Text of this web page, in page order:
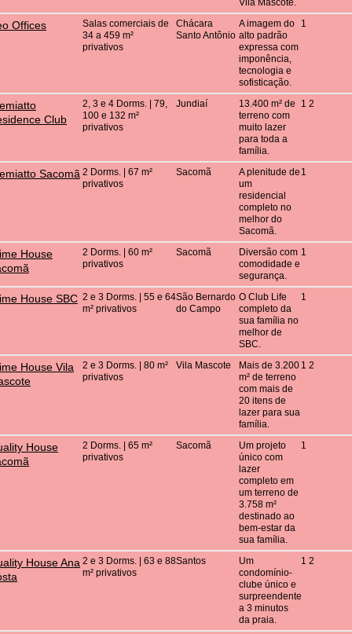
Vila Mascote.
Offices
Salas comerciais de
34 a 459 m²
privativos
Chácara
Santo Antônio
A imagem do
alto padrão
expressa com
imponência,
tecnologia e
sofisticação.
1
Club
2, 3 e 4 Dorms. | 79,
100 e 132 m²
privativos
Jundiaí
13.400 m² de
terreno com
muito lazer
para toda a
família.
1 2
Sacomã 2 Dorms. | 67 m²
privativos
Sacomã
A plenitude de
um
residencial
completo no
melhor do
Sacomã.
1
House
2 Dorms. | 60 m²
privativos
Sacomã
Diversão com
comodidade e
segurança.
1
House SBC 2 e 3 Dorms. | 55 e 64
m² privativos
São Bernardo
do Campo
O Club Life
completo da
sua família no
melhor de
SBC.
1
House Vila
2 e 3 Dorms. | 80 m²
privativos
Vila Mascote
Mais de 3.200
m² de terreno
com mais de
20 itens de
lazer para sua
família.
1 2
House
2 Dorms. | 65 m²
privativos
Sacomã
Um projeto
único com
lazer
completo em
um terreno de
3.758 m²
destinado ao
bem-estar da
sua família.
1
House Ana 2 e 3 Dorms. | 63 e 88
m² privativos
Santos
Um
condomínio-
clube único e
surpreendente
a 3 minutos
da praia.
1 2